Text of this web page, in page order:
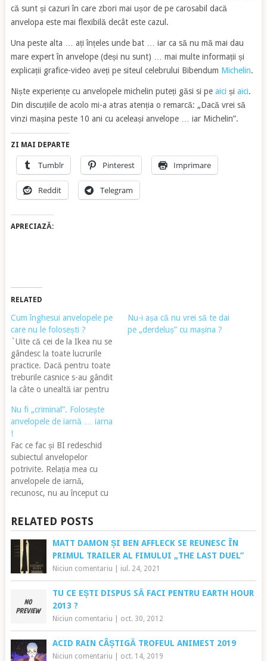
că sunt și cazuri în care zbori mai ușor de pe carosabil dacă
anvelopa este mai flexibilă decât este cazul.
Una peste alta … ați înțeles unde bat … iar ca să nu mă mai dau
mare expert în anvelope (deși nu sunt) … mai multe informații și
explicații grafice-video aveți pe siteul celebrului Bibendum Michelin.
Niște experiențe cu anvelopele michelin puteți găsi si pe aici și aici.
Din discuțiile de acolo mi-a atras atenția o remarcă: „Dacă vrei să
vinzi mașina peste 10 ani cu aceleași anvelope … iar Michelin”.
ZI MAI DEPARTE
Tumblr Pinterest Imprimare
Reddit Telegram
APRECIAZĂ:
RELATED
Cum înghesui anvelopele pe
care nu le folosești ?
`Uite că cei de la Ikea nu se
gândesc la toate lucrurile
practice. Dacă pentru toate
treburile casnice s-au gândit
la câte o unealtă iar pentru
dulap sau un recipient ...
pentru anvelope nu s-au
gândit deocamdată la nimic.
I-am prins pe picior greșit.
Ha!…
Nu-i așa că nu vrei să te dai
pe „derdeluș” cu mașina ?
Nu fi „criminal”. Folosește
anvelopele de iarnă … iarna
!
Fac ce fac și BI redeschid
subiectul anvelopelor
potrivite. Relația mea cu
anvelopele de iarnă,
recunosc, nu au început cu
anvelopele de vară cu un
grad de uzură mic spre
mediu m-am descurcat
foarte bine pe timpul
sezonului rece. De când am
permisul de conducere nu
RELATED POSTS
MATT DAMON ȘI BEN AFFLECK SE REUNESC ÎN
PRIMUL TRAILER AL FIMULUI „THE LAST DUEL”
Niciun comentariu iul. 24, 2021
TU CE EȘTI DISPUS SĂ FACI PENTRU EARTH HOUR
2013 ?
Niciun comentariu oct. 30, 2012
ACID RAIN CÂȘTIGĂ TROFEUL ANIMEST 2019
Niciun comentariu oct. 14, 2019